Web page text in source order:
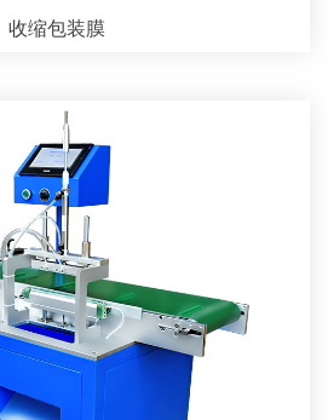
收缩包装膜